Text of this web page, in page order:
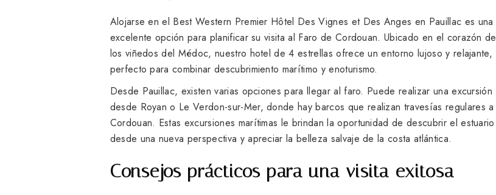
Alojarse en el Best Western Premier Hôtel Des Vignes et Des Anges en Pauillac es una
excelente opción para planificar su visita al Faro de Cordouan. Ubicado en el corazón de
los viñedos del Médoc, nuestro hotel de 4 estrellas ofrece un entorno lujoso y relajante,
perfecto para combinar descubrimiento marítimo y enoturismo.
Desde Pauillac, existen varias opciones para llegar al faro. Puede realizar una excursión
desde Royan o Le Verdon-sur-Mer, donde hay barcos que realizan travesías regulares a
Cordouan. Estas excursiones marítimas le brindan la oportunidad de descubrir el estuario
desde una nueva perspectiva y apreciar la belleza salvaje de la costa atlántica.
Consejos prácticos para una visita exitosa